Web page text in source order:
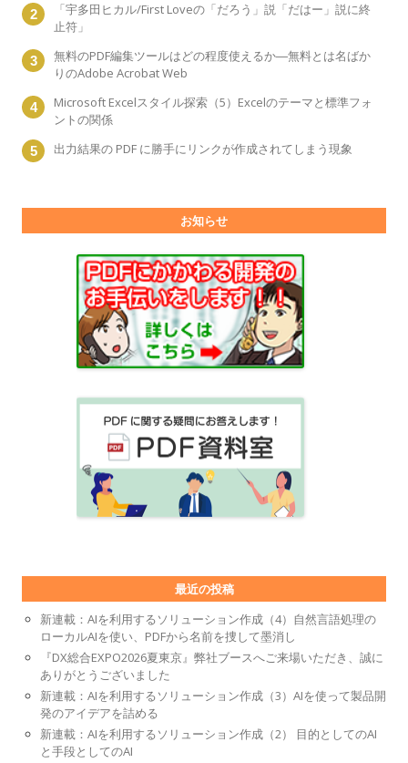
「宇多田ヒカル/First Loveの「だろう」説「だはー」説に終
止符」
無料のPDF編集ツールはどの程度使えるか―無料とは名ばか
りのAdobe Acrobat Web
Microsoft Excelスタイル探索（5）Excelのテーマと標準フォ
ントの関係
出力結果の PDF に勝手にリンクが作成されてしまう現象
お知らせ
最近の投稿
新連載：AIを利用するソリューション作成（4）自然言語処理の
ローカルAIを使い、PDFから名前を捜して墨消し
『DX総合EXPO2026夏東京』弊社ブースへご来場いただき、誠に
ありがとうございました
新連載：AIを利用するソリューション作成（3）AIを使って製品開
発のアイデアを詰める
新連載：AIを利用するソリューション作成（2） 目的としてのAI
と手段としてのAI